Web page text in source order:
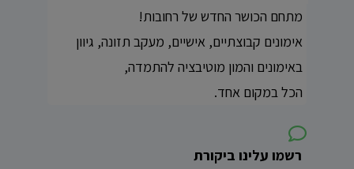
מתחם הכושר החדש של רחובות!
אימונים קבוצתיים, אישיים, מעקב תזונה, גיוון
באימונים והמון מוטיבציה להתמדה,
הכל במקום אחד.
רשמו עלינו ביקורת